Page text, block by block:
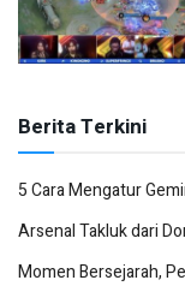
Berita Terkini
5 Cara Mengatur
Arsenal Takluk dari
Momen Bersejarah,